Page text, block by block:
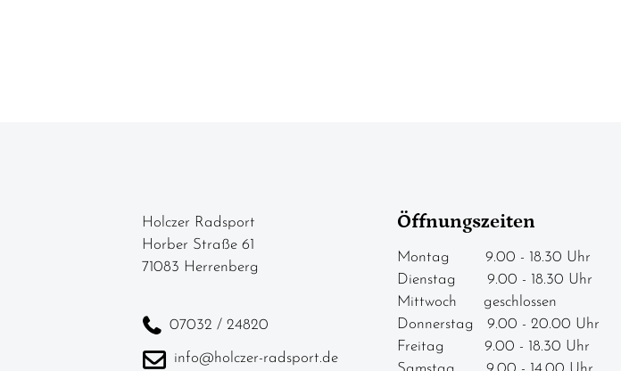
Holczer Radsport
Horber Straße 61
71083 Herrenberg
07032 / 24820
info@holczer-radsport.de
Öffnungszeiten
Montag 9.00 - 18.30 Uhr
Dienstag 9.00 - 18.30 Uhr
Mittwoch geschlossen
Donnerstag 9.00 - 20.00 Uhr
Freitag 9.00 - 18.30 Uhr